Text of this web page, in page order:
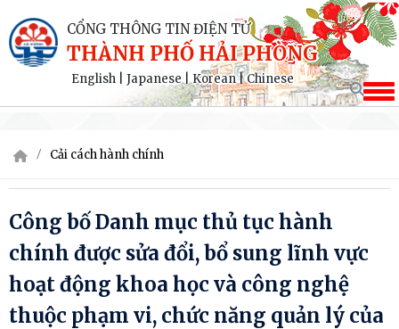
CỔNG THÔNG TIN ĐIỆN TỬ
THÀNH PHỐ HẢI PHÒNG
English Japanese|Korean|Chinese
Cải cách hành chính
Công bố Danh mục thủ tục hành
chính được sửa đổi, bổ sung lĩnh vực
hoạt động khoa học và công nghệ
thuộc phạm vi, chức năng quản lý của